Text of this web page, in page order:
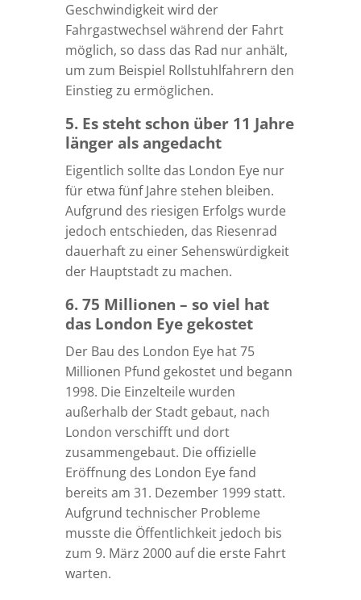
Geschwindigkeit wird der
Fahrgastwechsel während der Fahrt
möglich, so dass das Rad nur anhält,
um zum Beispiel Rollstuhlfahrern den
Einstieg zu ermöglichen.
5. Es steht schon über 11 Jahre
länger als angedacht
Eigentlich sollte das London Eye nur
für etwa fünf Jahre stehen bleiben.
Aufgrund des riesigen Erfolgs wurde
jedoch entschieden, das Riesenrad
dauerhaft zu einer Sehenswürdigkeit
der Hauptstadt zu machen.
6. 75 Millionen – so viel hat
das London Eye gekostet
Der Bau des London Eye hat 75
Millionen Pfund gekostet und begann
1998. Die Einzelteile wurden
außerhalb der Stadt gebaut, nach
London verschifft und dort
zusammengebaut. Die offizielle
Eröffnung des London Eye fand
bereits am 31. Dezember 1999 statt.
Aufgrund technischer Probleme
musste die Öffentlichkeit jedoch bis
zum 9. März 2000 auf die erste Fahrt
warten.